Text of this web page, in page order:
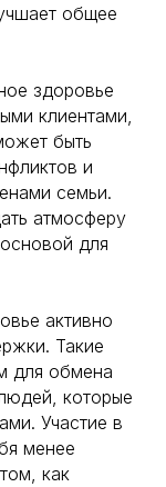
общее
здоровье
клиентами,
быть
и
семьи.
атмосферу
для
активно
Такие
для обмена
которые
Участие в
менее
как